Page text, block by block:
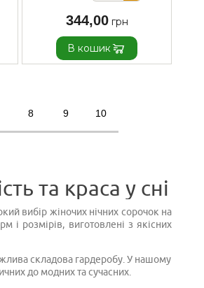
344,00
В кошик
8 9 10
та краса у сні
вибір жіночих нічних сорочок на
і розмірів, виготовлені з якісних
складова гардеробу. У нашому
до модних та сучасних.